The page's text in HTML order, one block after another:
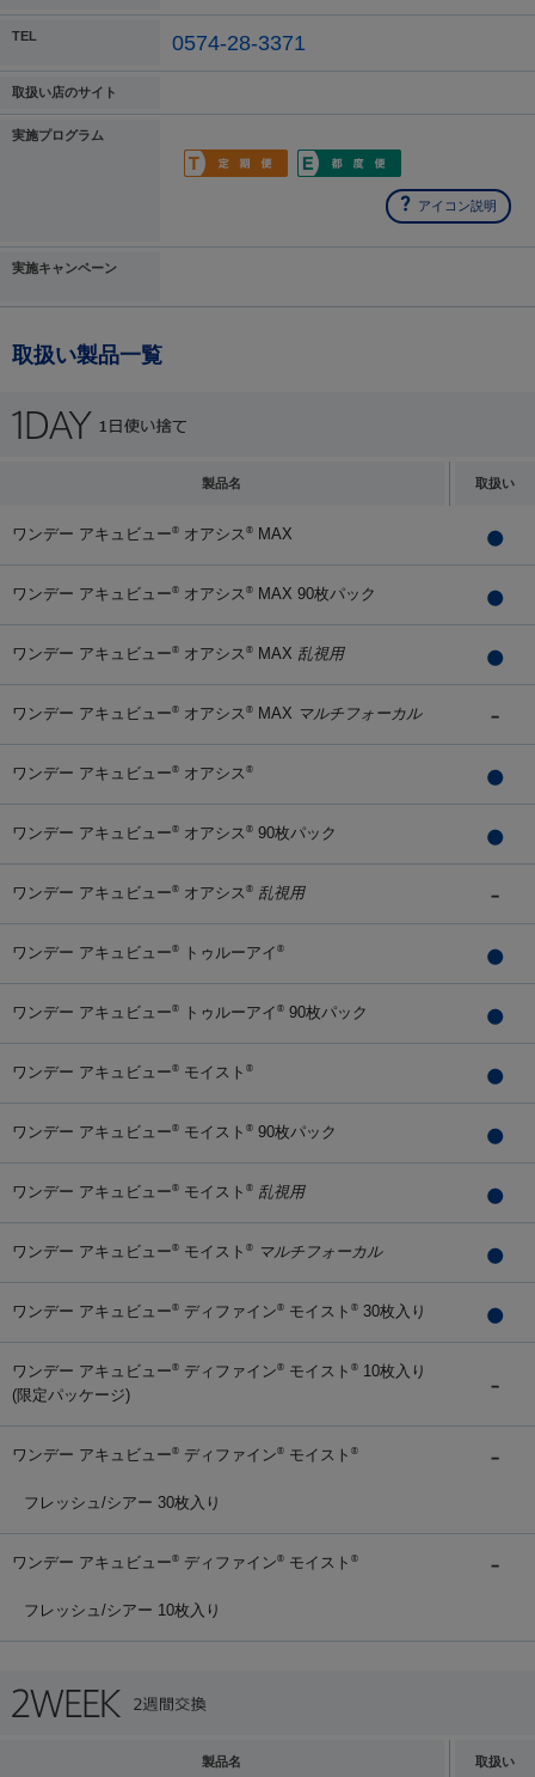
TEL 0574-28-3371
取扱い店のサイト
実施プログラム
アイコン説明
実施キャンペーン
取扱い製品一覧
製品名 取扱い
ワンデー アキュビュー® オアシス ® MAX
ワンデー アキュビュー® オアシス ® MAX 90枚パック
ワンデー アキュビュー® オアシス ® MAX 乱視用
ワンデー アキュビュー® オアシス ® MAX マルチフォーカル
ワンデー アキュビュー® オアシス ®
ワンデー アキュビュー® オアシス ® 90枚パック
ワンデー アキュビュー® オアシス ® 乱視用
ワンデー アキュビュー® トゥルーアイ ®
ワンデー アキュビュー® トゥルーアイ ® 90枚パック
ワンデー アキュビュー® モイスト ®
ワンデー アキュビュー® モイスト ® 90枚パック
ワンデー アキュビュー® モイスト ® 乱視用
ワンデー アキュビュー® モイスト ® マルチフォーカル
ワンデー アキュビュー® ディファイン® モイスト ® 30枚入り
ワンデー アキュビュー® ディファイン® モイスト ® 10枚入り
(限定パッケージ)
ワンデー アキュビュー® ディファイン® モイスト ®
フレッシュ/シアー 30枚入り
ワンデー アキュビュー® ディファイン® モイスト ®
フレッシュ/シアー 10枚入り
製品名 取扱い